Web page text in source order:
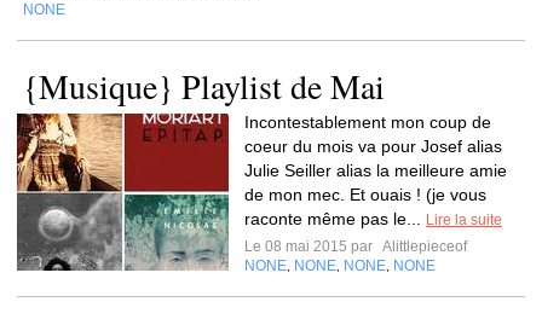
NONE
{Musique} Playlist de Mai
Incontestablement mon coup de
coeur du mois va pour Josef alias
Julie Seiller alias la meilleure amie
de mon mec. Et ouais ! (je vous
raconte même pas le...
Lire la suite
Le 08 mai 2015 par Alittlepieceof
NONE NONE NONE NONE